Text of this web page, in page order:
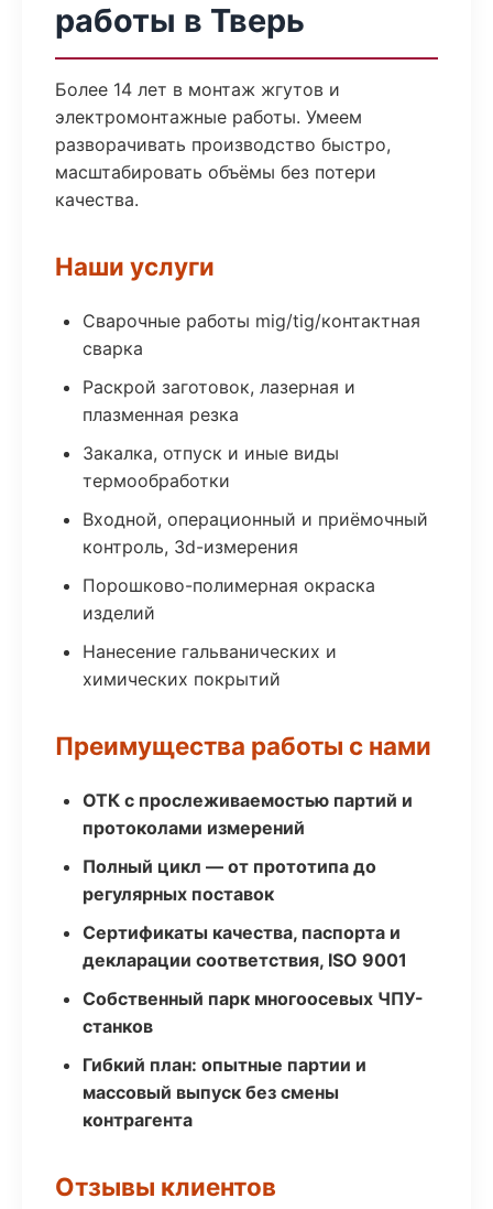
работы в Тверь
Более 14 лет в монтаж жгутов и
электромонтажные работы. Умеем
разворачивать производство быстро,
масштабировать объёмы без потери
качества.
Наши услуги
Сварочные работы mig/tig/контактная
сварка
Раскрой заготовок, лазерная и
плазменная резка
Закалка, отпуск и иные виды
термообработки
Входной, операционный и приёмочный
контроль, 3d-измерения
Порошково-полимерная окраска
изделий
Нанесение гальванических и
химических покрытий
Преимущества работы с нами
ОТК с прослеживаемостью партий и
протоколами измерений
Полный цикл — от прототипа до
регулярных поставок
Сертификаты качества, паспорта и
декларации соответствия, ISO 9001
Собственный парк многоосевых ЧПУ-
станков
Гибкий план: опытные партии и
массовый выпуск без смены
контрагента
Отзывы клиентов